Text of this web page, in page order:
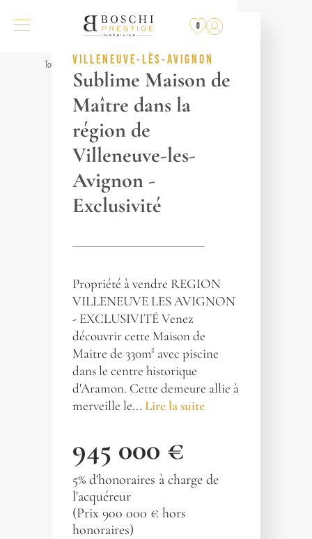
0
Tous les biensVILLENEUVE-LÈS-AVIGNON
Sublime Maison de
Maître dans la
région de
Villeneuve-les-
Avignon -
Exclusivité
Propriété à vendre REGION
VILLENEUVE LES AVIGNON
- EXCLUSIVITÉ Venez
découvrir cette Maison de
Maitre de 330m² avec piscine
dans le centre historique
d'Aramon. Cette demeure allie à
merveille le... Lire la suite
945 000 €
5% d'honoraires à charge de
l'acquéreur
(Prix 900 000 € hors
honoraires)